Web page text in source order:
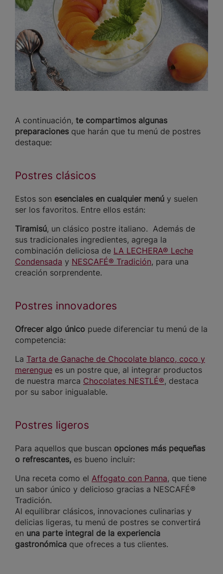
A continuación, te compartimos algunas
preparaciones que harán que tu menú de postres
destaque:
Postres clásicos
Estos son esenciales en cualquier menú y suelen
ser los favoritos. Entre ellos están:
Tiramisú, un clásico postre italiano. Además de
sus tradicionales ingredientes, agrega la
combinación deliciosa de LA LECHERA® Leche
Condensada y NESCAFÉ® Tradición, para una
creación sorprendente.
Postres innovadores
Ofrecer algo único puede diferenciar tu menú de la
competencia:
La Tarta de Ganache de Chocolate blanco, coco y
merengue es un postre que, al integrar productos
de nuestra marca Chocolates NESTLÉ®, destaca
por su sabor inigualable.
Postres ligeros
Para aquellos que buscan opciones más pequeñas
o refrescantes, es bueno incluir:
Una receta como el Affogato con Panna, que tiene
un sabor único y delicioso gracias a NESCAFÉ®
Tradición.
Al equilibrar clásicos, innovaciones culinarias y
delicias ligeras, tu menú de postres se convertirá
en una parte integral de la experiencia
gastronómica que ofreces a tus clientes.